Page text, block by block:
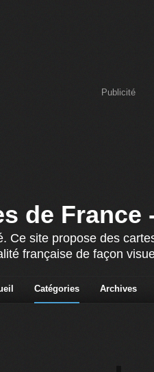
Publicité
de France
Ce site propose des
française de façon
Catégories Archives